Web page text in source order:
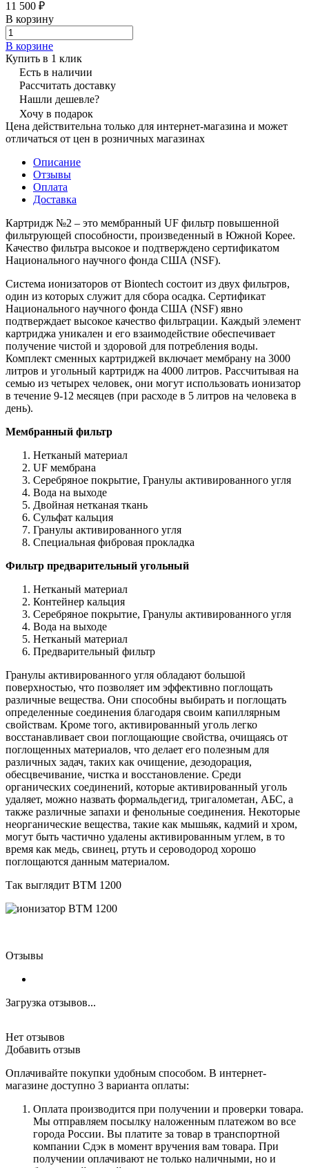
11 500 ₽
В корзину
В корзине
Купить в 1 клик
Есть в наличии
Рассчитать доставку
Нашли дешевле?
Хочу в подарок
Цена действительна только для интернет-магазина и может
отличаться от цен в розничных магазинах
Описание
Отзывы
Оплата
Доставка
Картридж №2 – это мембранный UF фильтр повышенной
фильтрующей способности, произведенный в Южной Корее.
Качество фильтра высокое и подтверждено сертификатом
Национального научного фонда США (NSF).
Система ионизаторов от Biontech состоит из двух фильтров,
один из которых служит для сбора осадка. Сертификат
Национального научного фонда США (NSF) явно
подтверждает высокое качество фильтрации. Каждый элемент
картриджа уникален и его взаимодействие обеспечивает
получение чистой и здоровой для потребления воды.
Комплект сменных картриджей включает мембрану на 3000
литров и угольный картридж на 4000 литров. Рассчитывая на
семью из четырех человек, они могут использовать ионизатор
в течение 9-12 месяцев (при расходе в 5 литров на человека в
день).
Мембранный фильтр
Нетканый материал
UF мембрана
Серебряное покрытие, Гранулы активированного угля
Вода на выходе
Двойная нетканая ткань
Сульфат кальция
Гранулы активированного угля
Специальная фибровая прокладка
Фильтр предварительный угольный
Нетканый материал
Контейнер кальция
Серебряное покрытие, Гранулы активированного угля
Вода на выходе
Нетканый материал
Предварительный фильтр
Гранулы активированного угля обладают большой
поверхностью, что позволяет им эффективно поглощать
различные вещества. Они способны выбирать и поглощать
определенные соединения благодаря своим капиллярным
свойствам. Кроме того, активированный уголь легко
восстанавливает свои поглощающие свойства, очищаясь от
поглощенных материалов, что делает его полезным для
различных задач, таких как очищение, дезодорация,
обесцвечивание, чистка и восстановление. Среди
органических соединений, которые активированный уголь
удаляет, можно назвать формальдегид, тригалометан, АБС, а
также различные запахи и фенольные соединения. Некоторые
неорганические вещества, такие как мышьяк, кадмий и хром,
могут быть частично удалены активированным углем, в то
время как медь, свинец, ртуть и сероводород хорошо
поглощаются данным материалом.
Так выглядит BTM 1200
Отзывы
Загрузка отзывов...
Нет отзывов
Добавить отзыв
Оплачивайте покупки удобным способом. В интернет-
магазине доступно 3 варианта оплаты:
Оплата производится при получении и проверки товара.
Мы отправляем посылку наложенным платежом во все
города России. Вы платите за товар в транспортной
компании Сдэк в момент вручения вам товара. При
получении оплачивают не только наличными, но и